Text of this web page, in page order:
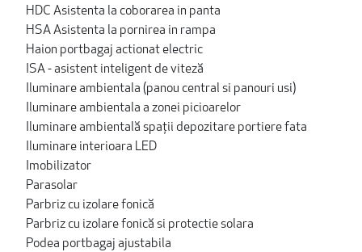
HDC Asistenta la coborarea in panta
HSA Asistenta la pornirea in rampa
Haion portbagaj actionat electric
ISA - asistent inteligent de viteză
Iluminare ambientala (panou central si panouri usi)
Iluminare ambientala a zonei picioarelor
Iluminare ambientală spații depozitare portiere fata
Iluminare interioara LED
Imobilizator
Parasolar
Parbriz cu izolare fonică
Parbriz cu izolare fonică si protectie solara
Podea portbagaj ajustabila